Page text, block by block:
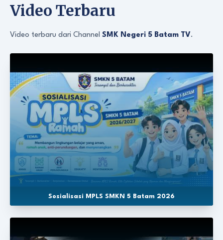
Video Terbaru
Video terbaru dari Channel SMK Negeri 5 Batam TV.
Sosialisasi MPLS SMKN 5 Batam 2026